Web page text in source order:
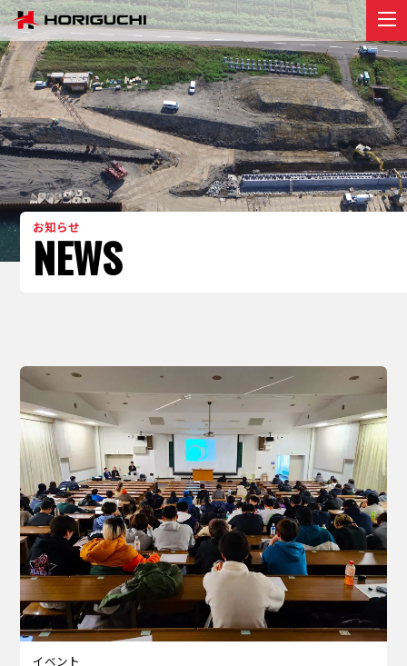
堀口組のこと
ABOUT
プロジェクト
PROJECT
リクルート
RECRUIT
お知らせ
NEWS
イベント